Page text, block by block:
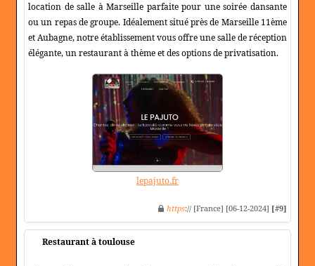
location de salle à Marseille parfaite pour une soirée dansante
ou un repas de groupe. Idéalement situé près de Marseille 11ème
et Aubagne, notre établissement vous offre une salle de réception
élégante, un restaurant à thème et des options de privatisation.
lepajuto.fr
https:// [France] [06-12-2024] [#9]
Restaurant à toulouse